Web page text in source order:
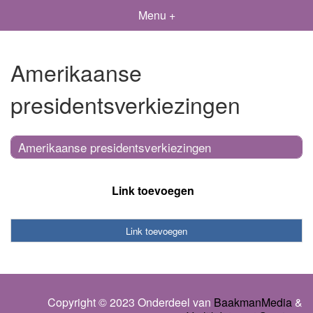
Menu +
Amerikaanse
presidentsverkiezingen
Amerikaanse presidentsverkiezingen
Link toevoegen
Link toevoegen
Copyright © 2023 Onderdeel van BaakmanMedia &